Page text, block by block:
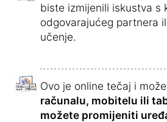
biste izmijenili iskustva s
odgovarajućeg partnera
učenje.
Ovo je online tečaj i
računalu, mobitelu ili
možete promijeniti